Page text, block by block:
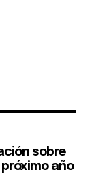
sobre
próximo año